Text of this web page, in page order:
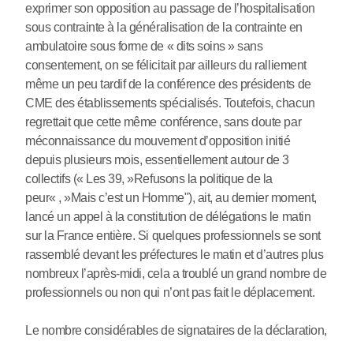
exprimer son opposition au passage de l’hospitalisation
sous contrainte à la généralisation de la contrainte en
ambulatoire sous forme de « dits soins » sans
consentement, on se félicitait par ailleurs du ralliement
même un peu tardif de la conférence des présidents de
CME des établissements spécialisés. Toutefois, chacun
regrettait que cette même conférence, sans doute par
méconnaissance du mouvement d’opposition initié
depuis plusieurs mois, essentiellement autour de 3
collectifs (« Les 39, »Refusons la politique de la
peur« , »Mais c’est un Homme"), ait, au dernier moment,
lancé un appel à la constitution de délégations le matin
sur la France entière. Si quelques professionnels se sont
rassemblé devant les préfectures le matin et d’autres plus
nombreux l’après-midi, cela a troublé un grand nombre de
professionnels ou non qui n’ont pas fait le déplacement.
Le nombre considérables de signataires de la déclaration,